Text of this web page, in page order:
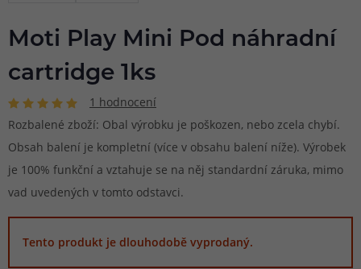
Moti Play Mini Pod náhradní
cartridge 1ks
1 hodnocení
Rozbalené zboží: Obal výrobku je poškozen, nebo zcela chybí.
Obsah balení je kompletní (více v obsahu balení níže). Výrobek
je 100% funkční a vztahuje se na něj standardní záruka, mimo
vad uvedených v tomto odstavci.
Tento produkt je dlouhodobě vyprodaný.